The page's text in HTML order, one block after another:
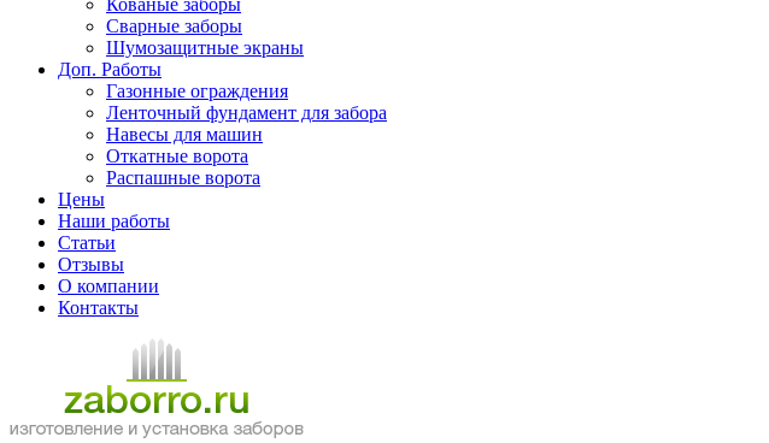
Кованые заборы
Сварные заборы
Шумозащитные экраны
Доп. Работы
Газонные ограждения
Ленточный фундамент для забора
Навесы для машин
Откатные ворота
Распашные ворота
Цены
Наши работы
Статьи
Отзывы
О компании
Контакты